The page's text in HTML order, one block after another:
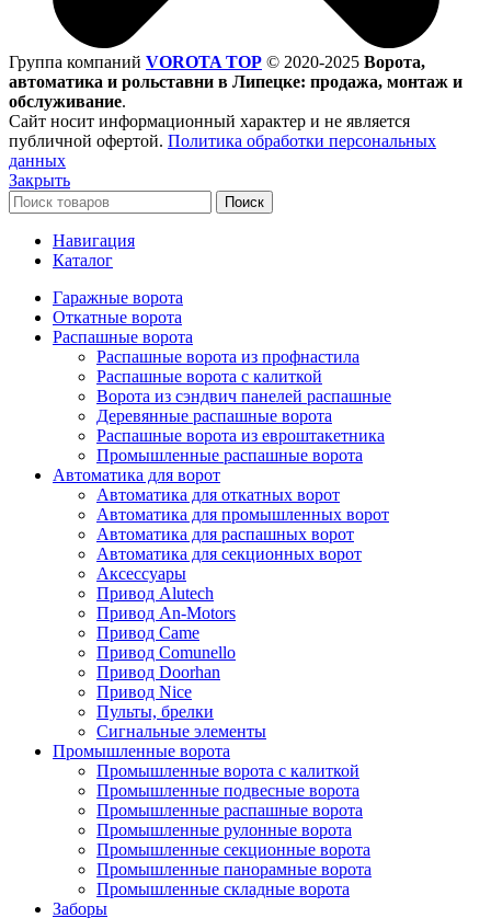
Группа компаний VOROTA TOP © 2020-2025 Ворота,
автоматика и рольставни в Липецке: продажа, монтаж и
обслуживание.
Сайт носит информационный характер и не является
публичной офертой. Политика обработки персональных
данных
Закрыть
Поиск
Навигация
Каталог
Гаражные ворота
Откатные ворота
Распашные ворота
Распашные ворота из профнастила
Распашные ворота с калиткой
Ворота из сэндвич панелей распашные
Деревянные распашные ворота
Распашные ворота из евроштакетника
Промышленные распашные ворота
Автоматика для ворот
Автоматика для откатных ворот
Автоматика для промышленных ворот
Автоматика для распашных ворот
Автоматика для секционных ворот
Аксессуары
Привод Alutech
Привод An-Motors
Привод Came
Привод Comunello
Привод Doorhan
Привод Nice
Пульты, брелки
Сигнальные элементы
Промышленные ворота
Промышленные ворота с калиткой
Промышленные подвесные ворота
Промышленные распашные ворота
Промышленные рулонные ворота
Промышленные секционные ворота
Промышленные панорамные ворота
Промышленные складные ворота
Заборы